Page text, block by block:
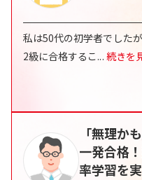
私は50代の初学者でした
2級に合格するこ... 続きを
「無理か
一発合格
率学習を